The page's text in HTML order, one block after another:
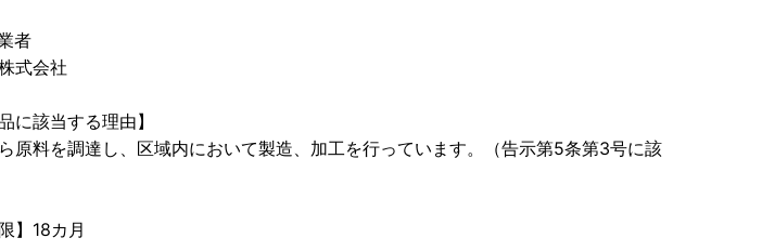
者
式会社
に該当する理由】
原料を調達し、区域内において製造、加工を行っています。（告示第5条第3号に該
】18カ月